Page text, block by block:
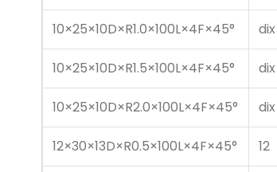
10×25×10D×R1.0×100L×4F×45° dix
10×25×10D×R1.5×100L×4F×45° dix
10×25×10D×R2.0×100L×4F×45° dix
12×30×13D×R0.5×100L×4F×45° 12